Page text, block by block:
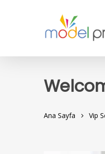
Ana Sayfa Vip